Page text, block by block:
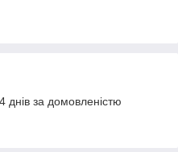
за домовленістю